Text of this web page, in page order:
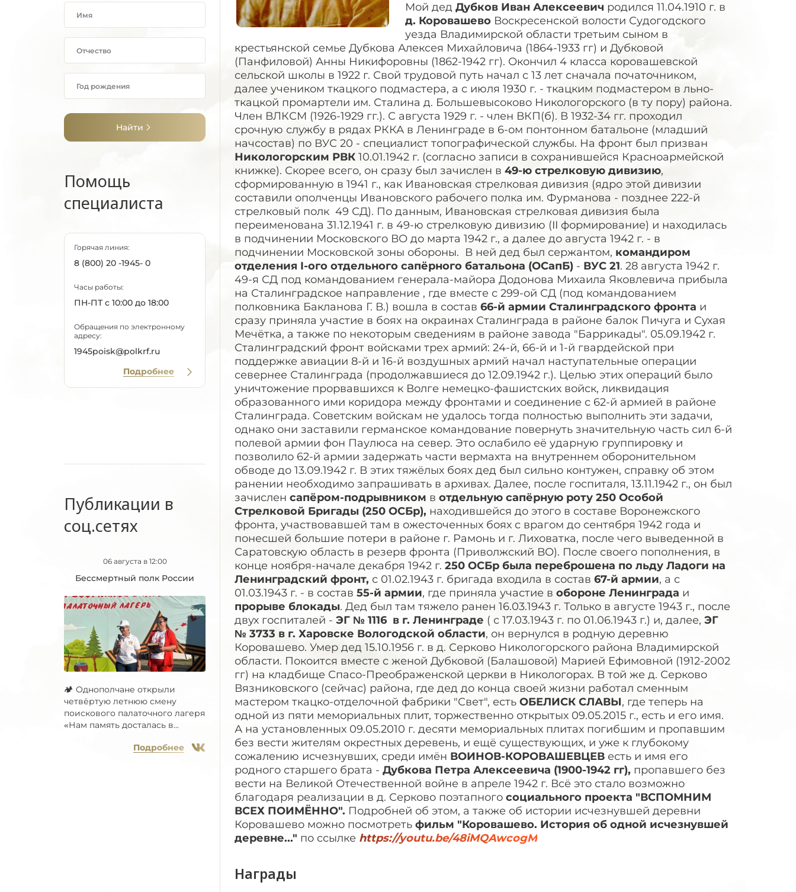
Найти
Помощь
специалиста
Горячая линия:
8 (800) 20 -1945- 0
Часы работы:
ПН-ПТ с 10:00 до 18:00
Обращения по электронному
адресу:
1945poisk@polkrf.ru
Подробнее
Публикации в
соц.сетях
06 августа в 12:00
Бессмертный полк России
🏕 Однополчане открыли
четвёртую летнюю смену
поискового палаточного лагеря
«Нам память досталась в...
Подробнее
Мой дед Дубков Иван Алексеевич родился 11.04.1910 г. в
д. Коровашево Воскресенской волости Судогодского
уезда Владимирской области третьим сыном в
крестьянской семье Дубкова Алексея Михайловича (1864-1933 гг) и Дубковой
(Панфиловой) Анны Никифоровны (1862-1942 гг). Окончил 4 класса коровашевской
сельской школы в 1922 г. Свой трудовой путь начал с 13 лет сначала початочником,
далее учеником ткацкого подмастера, а с июля 1930 г. - ткацким подмастером в льно-
ткацкой промартели им. Сталина д. Большевысоково Никологорского (в ту пору) района.
Член ВЛКСМ (1926-1929 гг.). С августа 1929 г. - член ВКП(б). В 1932-34 гг. проходил
срочную службу в рядах РККА в Ленинграде в 6-ом понтонном батальоне (младший
начсостав) по ВУС 20 - специалист топографической службы. На фронт был призван
Никологорским РВК 10.01.1942 г. (согласно записи в сохранившейся Красноармейской
книжке). Скорее всего, он сразу был зачислен в 49-ю стрелковую дивизию,
сформированную в 1941 г., как Ивановская стрелковая дивизия (ядро этой дивизии
составили ополченцы Ивановского рабочего полка им. Фурманова - позднее 222-й
стрелковый полк 49 СД). По данным, Ивановская стрелковая дивизия была
переименована 31.12.1941 г. в 49-ю стрелковую дивизию (II формирование) и находилась
в подчинении Московского ВО до марта 1942 г., а далее до августа 1942 г. - в
подчинении Московской зоны обороны. В ней дед был сержантом, командиром
отделения I-ого отдельного сапёрного батальона (ОСапБ) - ВУС 21. 28 августа 1942 г.
49-я СД под командованием генерала-майора Додонова Михаила Яковлевича прибыла
на Сталинградское направление , где вместе с 299-ой СД (под командованием
полковника Бакланова Г. В.) вошла в состав 66-й армии Сталинградского фронта и
сразу приняла участие в боях на окраинах Сталинграда в районе балок Пичуга и Сухая
Мечётка, а также по некоторым сведениям в районе завода "Баррикады". 05.09.1942 г.
Сталинградский фронт войсками трех армий: 24-й, 66-й и 1-й гвардейской при
поддержке авиации 8-й и 16-й воздушных армий начал наступательные операции
севернее Сталинграда (продолжавшиеся до 12.09.1942 г.). Целью этих операций было
уничтожение прорвавшихся к Волге немецко-фашистских войск, ликвидация
образованного ими коридора между фронтами и соединение с 62-й армией в районе
Сталинграда. Советским войскам не удалось тогда полностью выполнить эти задачи,
однако они заставили германское командование повернуть значительную часть сил 6-й
полевой армии фон Паулюса на север. Это ослабило её ударную группировку и
позволило 62-й армии задержать части вермахта на внутреннем оборонительном
обводе до 13.09.1942 г. В этих тяжёлых боях дед был сильно контужен, справку об этом
ранении необходимо запрашивать в архивах. Далее, после госпиталя, 13.11.1942 г., он был
зачислен сапёром-подрывником в отдельную сапёрную роту 250 Особой
Стрелковой Бригады (250 ОСБр), находившейся до этого в составе Воронежского
фронта, участвовавшей там в ожесточенных боях с врагом до сентября 1942 года и
понесшей большие потери в районе г. Рамонь и г. Лиховатка, после чего выведенной в
Саратовскую область в резерв фронта (Приволжский ВО). После своего пополнения, в
конце ноября-начале декабря 1942 г. 250 ОСБр была переброшена по льду Ладоги на
Ленинградский фронт, с 01.02.1943 г. бригада входила в состав 67-й армии, а с
01.03.1943 г. - в состав 55-й армии, где приняла участие в обороне Ленинграда и
прорыве блокады. Дед был там тяжело ранен 16.03.1943 г. Только в августе 1943 г., после
двух госпиталей - ЭГ № 1116 в г. Ленинграде ( с 17.03.1943 г. по 01.06.1943 г.) и, далее, ЭГ
№ 3733 в г. Харовске Вологодской области, он вернулся в родную деревню
Коровашево. Умер дед 15.10.1956 г. в д. Серково Никологорского района Владимирской
области. Покоится вместе с женой Дубковой (Балашовой) Марией Ефимовной (1912-2002
гг) на кладбище Спасо-Преображенской церкви в Никологорах. В той же д. Серково
Вязниковского (сейчас) района, где дед до конца своей жизни работал сменным
мастером ткацко-отделочной фабрики "Свет", есть ОБЕЛИСК СЛАВЫ, где теперь на
одной из пяти мемориальных плит, торжественно открытых 09.05.2015 г., есть и его имя.
А на установленных 09.05.2010 г. десяти мемориальных плитах погибшим и пропавшим
без вести жителям окрестных деревень, и ещё существующих, и уже к глубокому
сожалению исчезнувших, среди имён ВОИНОВ-КОРОВАШЕВЦЕВ есть и имя его
родного старшего брата - Дубкова Петра Алексеевича (1900-1942 гг), пропавшего без
вести на Великой Отечественной войне в апреле 1942 г. Всё это стало возможно
благодаря реализации в д. Серково поэтапного социального проекта "ВСПОМНИМ
ВСЕХ ПОИМЁННО". Подробней об этом, а также об истории исчезнувшей деревни
Коровашево можно посмотреть фильм "Коровашево. История об одной исчезнувшей
деревне..." по ссылке https://youtu.be/48iMQAwcogM
Награды